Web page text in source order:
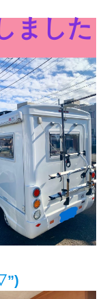
ました